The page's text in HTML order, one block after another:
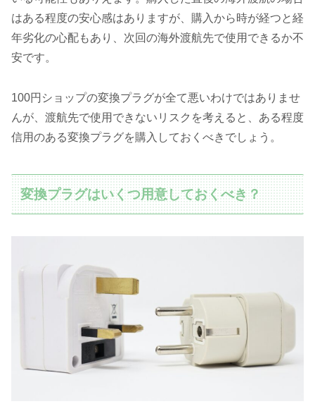
はある程度の安心感はありますが、購入から時が経つと経
年劣化の心配もあり、次回の海外渡航先で使用できるか不
安です。
100円ショップの変換プラグが全て悪いわけではありませ
んが、渡航先で使用できないリスクを考えると、ある程度
信用のある変換プラグを購入しておくべきでしょう。
変換プラグはいくつ用意しておくべき？